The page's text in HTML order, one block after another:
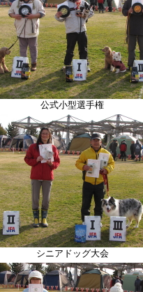
公式小型選手権
シニアドッグ大会